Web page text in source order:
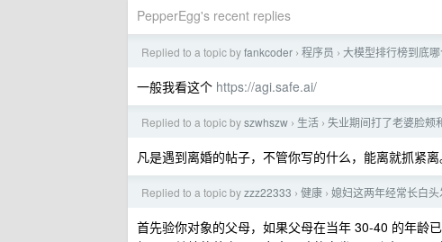
PepperEgg's recent replies
Replied to a topic byfankcoder › 程序员 › 大模型排行榜到底哪
一般我看这个 https://agi.safe.ai/
Replied to a topic byszwhszw › 生活 › 失业期间打了老婆脸颊
凡是遇到离婚的帖子，不管你写的什么，能离就抓紧
Replied to a topic byzzz22333 › 健康 › 媳妇这两年经常长白
首先验你对象的父母，如果父母在当年 30-40 的年龄